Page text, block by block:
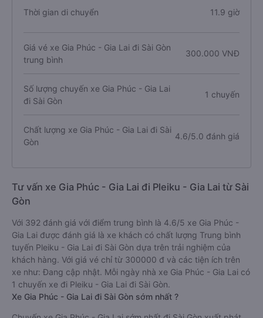
Thời gian di chuyển 11.9 giờ
Giá vé xe Gia Phúc - Gia Lai đi Sài Gòn
trung bình
300.000 VNĐ
Số lượng chuyến xe Gia Phúc - Gia Lai
đi Sài Gòn
1 chuyến
Chất lượng xe Gia Phúc - Gia Lai đi Sài
Gòn
4.6/5.0 đánh giá
Tư vấn xe Gia Phúc - Gia Lai đi Pleiku - Gia Lai từ Sài
Gòn
Với 392 đánh giá với điểm trung bình là 4.6/5 xe Gia Phúc -
Gia Lai được đánh giá là xe khách có chất lượng Trung bình
tuyến Pleiku - Gia Lai đi Sài Gòn dựa trên trải nghiệm của
khách hàng. Với giá vé chỉ từ 300000 đ và các tiện ích trên
xe như: Đang cập nhật. Mỗi ngày nhà xe Gia Phúc - Gia Lai có
1 chuyến xe đi Pleiku - Gia Lai đi Sài Gòn.
Xe Gia Phúc - Gia Lai đi Sài Gòn sớm nhất ?